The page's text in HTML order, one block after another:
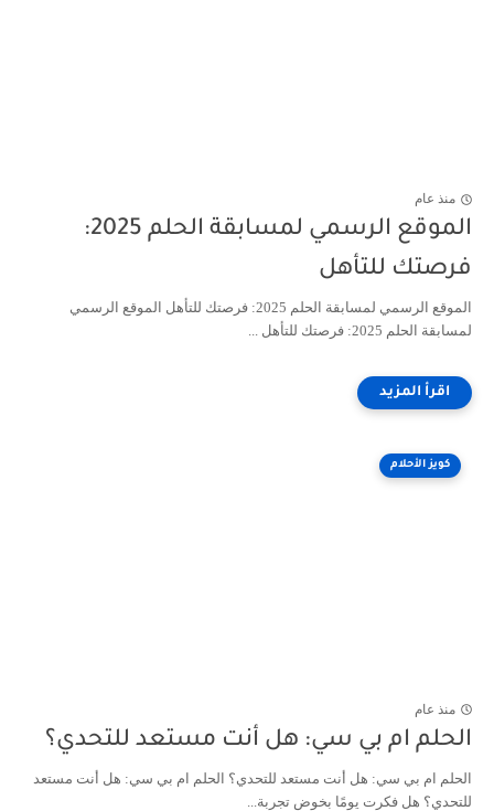
منذ عام
الموقع الرسمي لمسابقة الحلم 2025:
فرصتك للتأهل
الموقع الرسمي لمسابقة الحلم 2025: فرصتك للتأهل الموقع الرسمي
لمسابقة الحلم 2025: فرصتك للتأهل ...
كويز الأحلام
منذ عام
الحلم ام بي سي: هل أنت مستعد للتحدي؟
الحلم ام بي سي: هل أنت مستعد للتحدي؟ الحلم ام بي سي: هل أنت مستعد
للتحدي؟ هل فكرت يومًا بخوض تجربة...